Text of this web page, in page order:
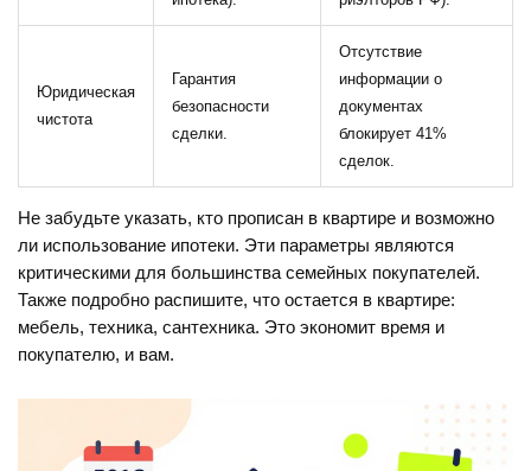
Юридическая
чистота
Гарантия
безопасности
сделки.
Отсутствие
информации о
документах
блокирует 41%
сделок.
Не забудьте указать, кто прописан в квартире и возможно
ли использование ипотеки. Эти параметры являются
критическими для большинства семейных покупателей.
Также подробно распишите, что остается в квартире:
мебель, техника, сантехника. Это экономит время и
покупателю, и вам.